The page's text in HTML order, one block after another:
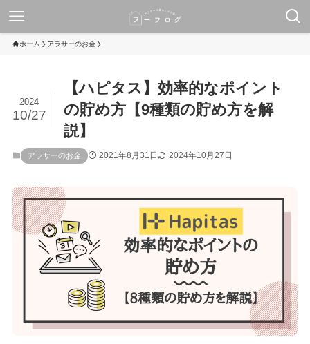
ホーム アラサーのお金
【ハピタス】効率的なポイント
の貯め方【9種類の貯め方を解
説】
2024
10/27
アラサーのお金 2021年8月31日 2024年10月27日